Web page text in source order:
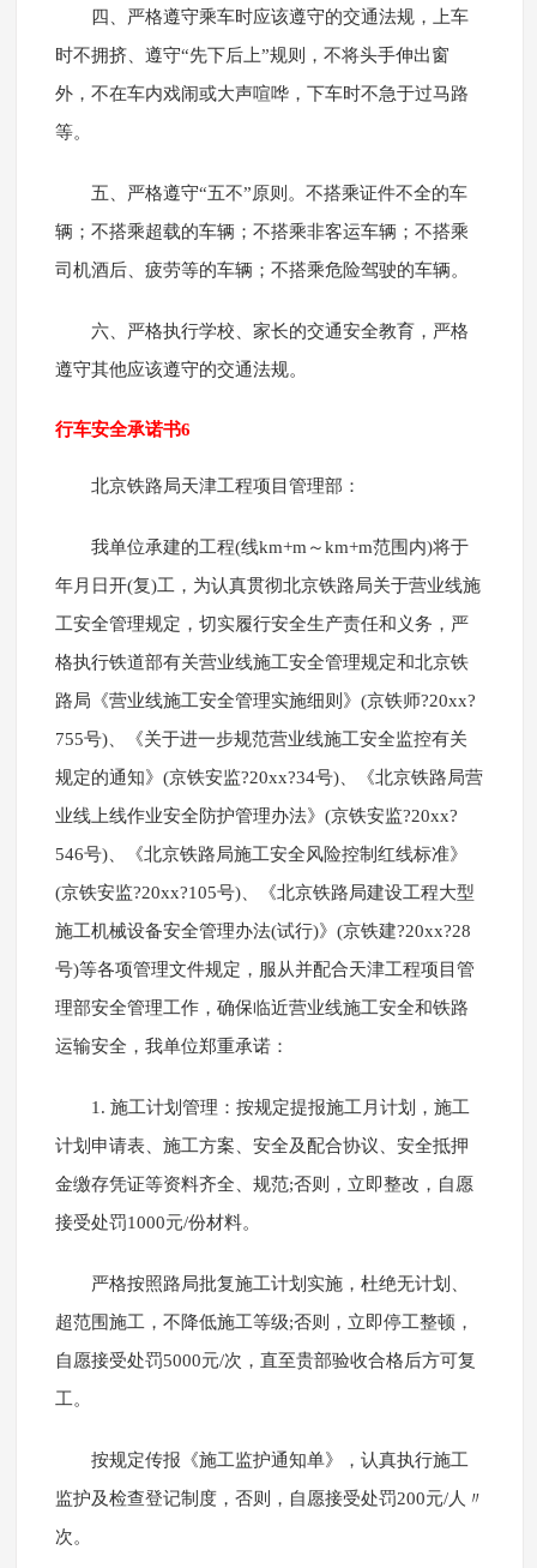
四、严格遵守乘车时应该遵守的交通法规，上车
时不拥挤、遵守“先下后上”规则，不将头手伸出窗
外，不在车内戏闹或大声喧哗，下车时不急于过马路
等。
五、严格遵守“五不”原则。不搭乘证件不全的车
辆；不搭乘超载的车辆；不搭乘非客运车辆；不搭乘
司机酒后、疲劳等的车辆；不搭乘危险驾驶的车辆。
六、严格执行学校、家长的交通安全教育，严格
遵守其他应该遵守的交通法规。
行车安全承诺书6
北京铁路局天津工程项目管理部：
我单位承建的工程(线km+m～km+m范围内)将于
年月日开(复)工，为认真贯彻北京铁路局关于营业线施
工安全管理规定，切实履行安全生产责任和义务，严
格执行铁道部有关营业线施工安全管理规定和北京铁
路局《营业线施工安全管理实施细则》(京铁师?20xx?
755号)、《关于进一步规范营业线施工安全监控有关
规定的通知》(京铁安监?20xx?34号)、《北京铁路局营
业线上线作业安全防护管理办法》(京铁安监?20xx?
546号)、《北京铁路局施工安全风险控制红线标准》
(京铁安监?20xx?105号)、《北京铁路局建设工程大型
施工机械设备安全管理办法(试行)》(京铁建?20xx?28
号)等各项管理文件规定，服从并配合天津工程项目管
理部安全管理工作，确保临近营业线施工安全和铁路
运输安全，我单位郑重承诺：
1. 施工计划管理：按规定提报施工月计划，施工
计划申请表、施工方案、安全及配合协议、安全抵押
金缴存凭证等资料齐全、规范;否则，立即整改，自愿
接受处罚1000元/份材料。
严格按照路局批复施工计划实施，杜绝无计划、
超范围施工，不降低施工等级;否则，立即停工整顿，
自愿接受处罚5000元/次，直至贵部验收合格后方可复
工。
按规定传报《施工监护通知单》，认真执行施工
监护及检查登记制度，否则，自愿接受处罚200元/人〃
次。